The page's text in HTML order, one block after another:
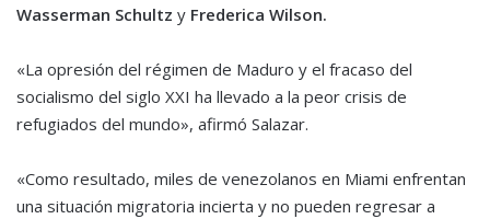
Wasserman Schultz y Frederica Wilson.
«La opresión del régimen de Maduro y el fracaso del
socialismo del siglo XXI ha llevado a la peor crisis de
refugiados del mundo», afirmó Salazar.
«Como resultado, miles de venezolanos en Miami enfrentan
una situación migratoria incierta y no pueden regresar a